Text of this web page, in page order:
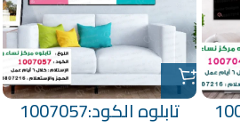
تابلوه الكود:1007057